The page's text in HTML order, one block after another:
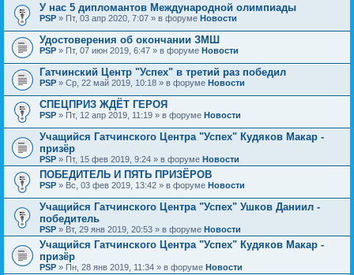
У нас 5 дипломантов Международной олимпиады
PSP » Пт, 03 апр 2020, 7:07 » в форуме Новости
Удостоверения об окончании ЗМШ
PSP » Пт, 07 июн 2019, 6:47 » в форуме Новости
Гатчинский Центр "Успех" в третий раз победил
PSP » Ср, 22 май 2019, 10:18 » в форуме Новости
СПЕЦПРИЗ ЖДЁТ ГЕРОЯ
PSP » Пт, 12 апр 2019, 11:19 » в форуме Новости
Учащийся Гатчинского Центра "Успех" Кудяков Макар -
призёр
PSP » Пт, 15 фев 2019, 9:24 » в форуме Новости
ПОБЕДИТЕЛЬ И ПЯТЬ ПРИЗЁРОВ
PSP » Вс, 03 фев 2019, 13:42 » в форуме Новости
Учащийся Гатчинского Центра "Успех" Ушков Даниил -
победитель
PSP » Вт, 29 янв 2019, 20:53 » в форуме Новости
Учащийся Гатчинского Центра "Успех" Кудяков Макар -
призёр
PSP » Пн, 28 янв 2019, 11:34 » в форуме Новости